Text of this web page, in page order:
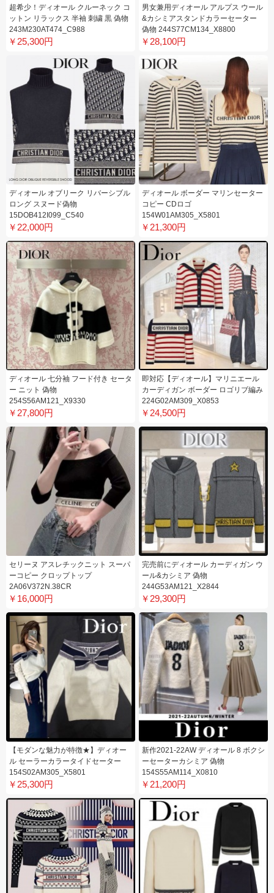
超希少！ディオール クルーネック コ
ットン リラックス 半袖 刺繍 黒 偽物
243M230AT474_C988
￥25,300円
男女兼用ディオール アルプス ウール
&カシミアスタンドカラーセーター
偽物 244S77CM134_X8800
￥28,100円
ディオール オブリーク リバーシブル
ロング スヌード偽物
15DOB412I099_C540
￥22,000円
ディオール ボーダー マリンセーター
コピー CDロゴ
154W01AM305_X5801
￥21,300円
ディオール 七分袖 フード付き セータ
ー ニット 偽物
254S56AM121_X9330
￥27,800円
即対応【ディオール】マリニエール
カーディガン ボーダー ロゴリブ編み
224G02AM309_X0853
￥24,500円
セリーヌ アスレチックニット スーパ
ーコピー クロップトップ
2A06V372N.38CR
￥16,000円
完売前にディオール カーディガン ウ
ール&カシミア 偽物
244G53AM121_X2844
￥29,300円
【モダンな魅力が特徴★】ディオー
ル セーラーカラータイドセーター
154S02AM305_X5801
￥25,300円
新作2021-22AW ディオール 8 ボクシ
ーセーターカシミア 偽物
154S55AM114_X0810
￥21,200円